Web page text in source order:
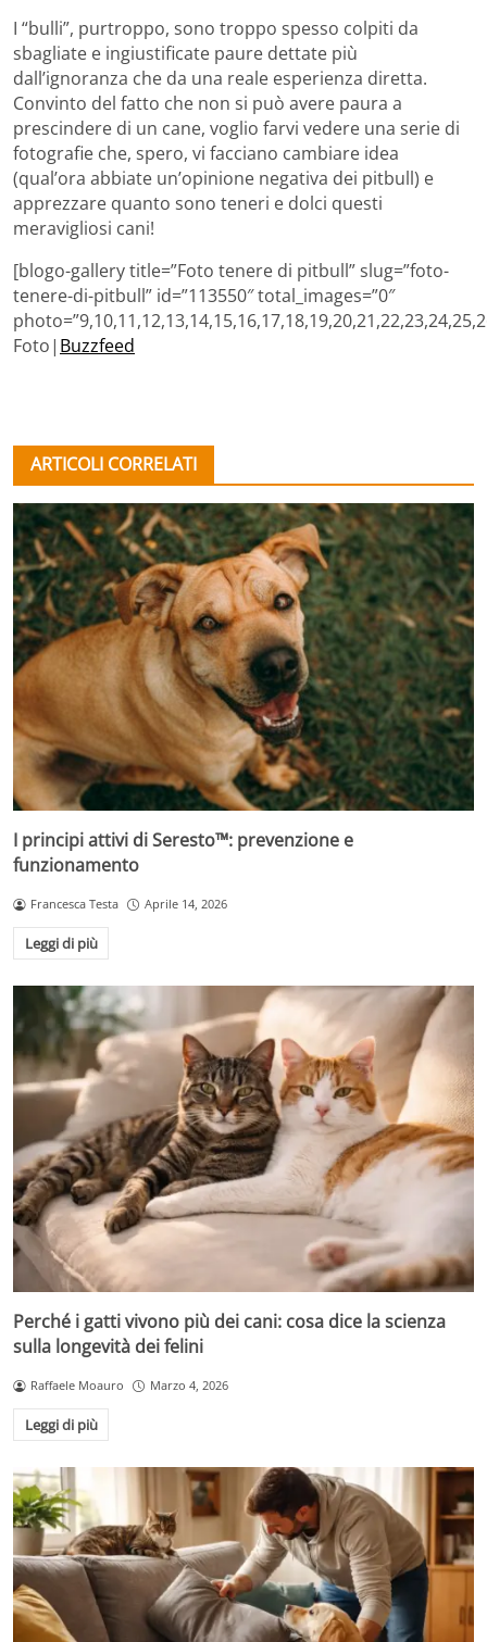
I “bulli”, purtroppo, sono troppo spesso colpiti da
sbagliate e ingiustificate paure dettate più
dall’ignoranza che da una reale esperienza diretta.
Convinto del fatto che non si può avere paura a
prescindere di un cane, voglio farvi vedere una serie di
fotografie che, spero, vi facciano cambiare idea
(qual’ora abbiate un’opinione negativa dei pitbull) e
apprezzare quanto sono teneri e dolci questi
meravigliosi cani!
[blogo-gallery title=”Foto tenere di pitbull” slug=”foto-
tenere-di-pitbull” id=”113550″ total_images=”0″
Foto| Buzzfeed
ARTICOLI CORRELATI
I principi attivi di Seresto™: prevenzione e
funzionamento
Francesca Testa Aprile 14, 2026
Leggi di più
Perché i gatti vivono più dei cani: cosa dice la scienza
sulla longevità dei felini
Raffaele Moauro Marzo 4, 2026
Leggi di più